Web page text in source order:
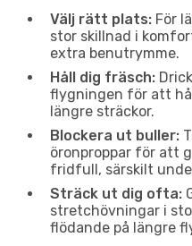
Välj rätt plats: För
stor skillnad i
extra benutrymme.
Håll dig fräsch:
flygningen för att
längre sträckor.
Blockera ut buller:
öronproppar för att
fridfull, särskilt
Sträck ut dig ofta:
stretchövningar i
flödande på längre